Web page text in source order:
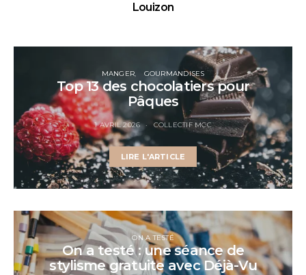
Louizon
MANGER GOURMANDISES
Top 13 des chocolatiers pour
Pâques
1 AVRIL 2026 COLLECTIF MCC
LIRE L'ARTICLE
ON A TESTÉ
On a testé : une séance de
stylisme gratuite avec Déjà-Vu